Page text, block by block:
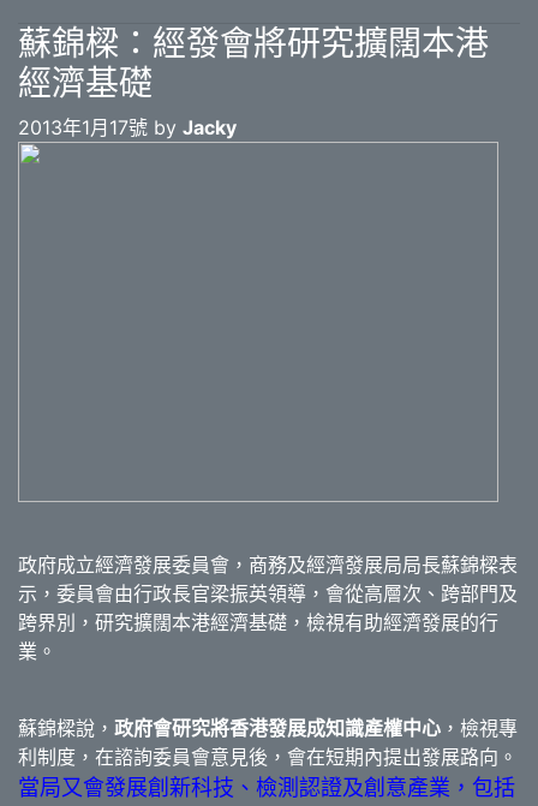
蘇錦樑：經發會將研究擴闊本港
經濟基礎
2013年1月17號 by Jacky
政府成立經濟發展委員會，商務及經濟發展局局長蘇錦樑表
示，委員會由行政長官梁振英領導，會從高層次、跨部門及
跨界別，研究擴闊本港經濟基礎，檢視有助經濟發展的行
業。
蘇錦樑說， 政府會研究將香港發展成知識產權中心 ，檢視專
利制度，在諮詢委員會意見後，會在短期內提出發展路向。
當局又會發展創新科技、檢測認證及創意產業，包括